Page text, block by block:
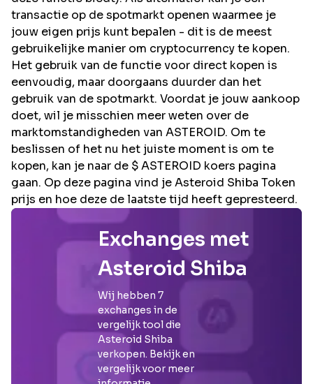
transactie op de spotmarkt openen waarmee je
jouw eigen prijs kunt bepalen - dit is de meest
gebruikelijke manier om cryptocurrency te kopen.
Het gebruik van de functie voor direct kopen is
eenvoudig, maar doorgaans duurder dan het
gebruik van de spotmarkt. Voordat je jouw aankoop
doet, wil je misschien meer weten over de
marktomstandigheden van ASTEROID. Om te
beslissen of het nu het juiste moment is om te
kopen, kan je naar de $ ASTEROID koers pagina
gaan. Op deze pagina vind je Asteroid Shiba Token
prijs en hoe deze de laatste tijd heeft gepresteerd.
Exchanges met
Asteroid Shiba
Wij hebben 7
exchanges in de
vergelijk tool die
Asteroid Shiba
verkopen. Bekijk en
vergelijk voor meer